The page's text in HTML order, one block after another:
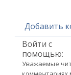
Добавить
Войти с
помощью:
Уважаемые